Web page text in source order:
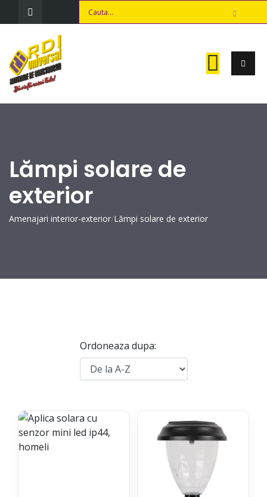
Lămpi solare de
exterior
Amenajari interior-exterior/Lămpi solare de exterior
Ordoneaza dupa: